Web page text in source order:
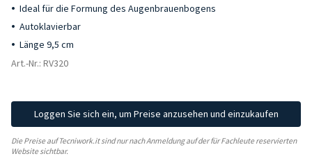
Ideal für die Formung des Augenbrauenbogens
Autoklavierbar
Länge 9,5 cm
Art.-Nr.: RV320
Loggen Sie sich ein, um Preise anzusehen und einzukaufen
Die Preise auf Tecniwork.it sind nur nach Anmeldung auf der für Fachleute reservierten
Website sichtbar.